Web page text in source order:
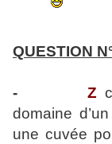
QUESTION
- Z
domaine
une cuvée